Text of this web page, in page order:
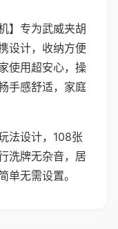
】专为武威夹胡
设计，收纳方便
使用超安心，操
手感舒适，家庭
法设计，108张
洗牌无杂音，居
单无需设置。